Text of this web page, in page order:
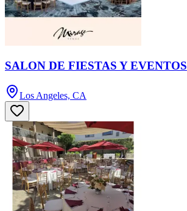
SALON DE FIESTAS Y EVENTOS
Los Angeles, CA